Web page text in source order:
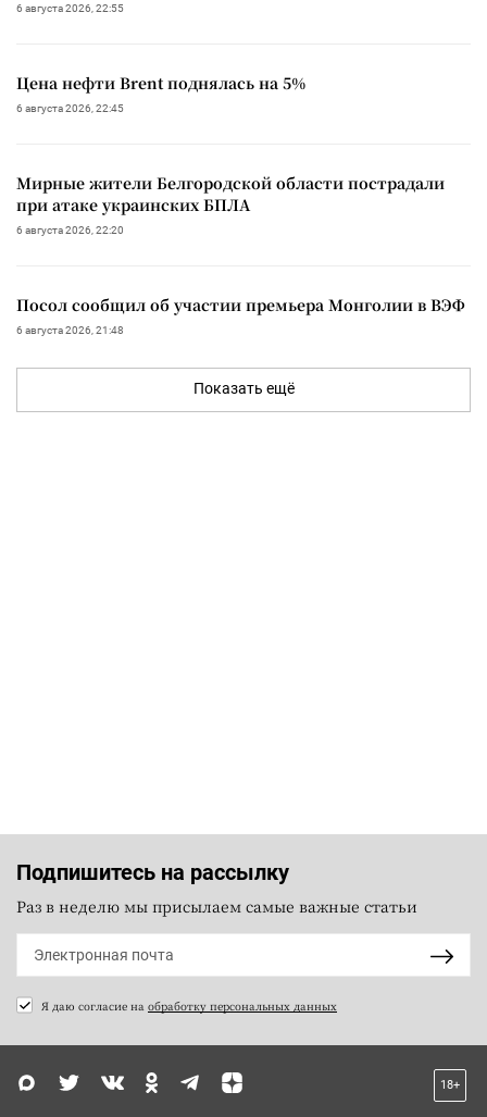
6 августа 2026, 22:55
Цена нефти Brent поднялась на 5%
6 августа 2026, 22:45
Мирные жители Белгородской области пострадали
при атаке украинских БПЛА
6 августа 2026, 22:20
Посол сообщил об участии премьера Монголии в ВЭФ
6 августа 2026, 21:48
Показать ещё
Подпишитесь на рассылку
Раз в неделю мы присылаем самые важные статьи
Я даю согласие на обработку персональных данных
18+